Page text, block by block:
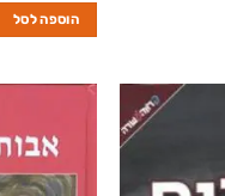
היה:
הוספה לסל